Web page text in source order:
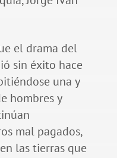
el drama del
sin éxito hace
una y
hombres y
mal pagados,
las tierras que